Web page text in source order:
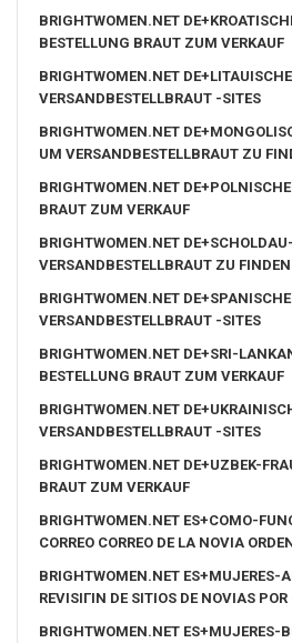
BRIGHTWOMEN.NET
BESTELLUNG BRAUT ZUM VERKAUF
BRIGHTWOMEN.NET
VERSANDBESTELLBRAUT -SITES
BRIGHTWOMEN.NET
UM VERSANDBESTELLBRAUT ZU
BRIGHTWOMEN.NET
BRAUT ZUM VERKAUF
BRIGHTWOMEN.NET
VERSANDBESTELLBRAUT ZU FINDEN
BRIGHTWOMEN.NET
VERSANDBESTELLBRAUT -SITES
BRIGHTWOMEN.NET DE+SRI-
BESTELLUNG BRAUT ZUM VERKAUF
BRIGHTWOMEN.NET
VERSANDBESTELLBRAUT -SITES
BRIGHTWOMEN.NET DE+UZBEK-
BRAUT ZUM VERKAUF
BRIGHTWOMEN.NET ES+COMO-
CORREO CORREO DE LA NOVIA
BRIGHTWOMEN.NET ES+MUJERES-
REVISIГІN DE SITIOS DE NOVIAS POR
BRIGHTWOMEN.NET ES+MUJERES-